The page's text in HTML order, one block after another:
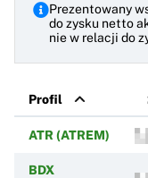
Prezentowany
do zysku netto
nie w relacji do
Profil
ATR (ATREM)
BDX